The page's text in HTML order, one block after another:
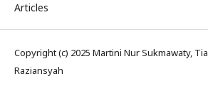
Articles
Copyright (c) 2025 Martini Nur Sukmawaty,
Raziansyah